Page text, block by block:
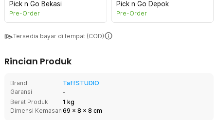
Pick n Go Bekasi
Pre-Order
Pick n Go Depok
Pre-Order
Tersedia bayar di tempat (COD)
Rincian Produk
Brand
TaffSTUDIO
Garansi
-
Berat Produk
1 kg
Dimensi Kemasan 69 x 8 x 8 cm